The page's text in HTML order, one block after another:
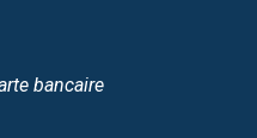
bancaire